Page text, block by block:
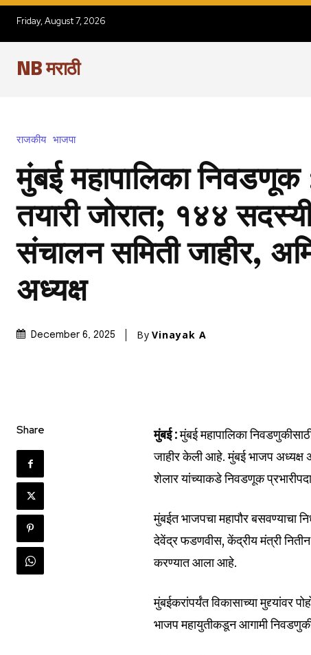
Join our
SUBSCRIBERS
of the
To subscribe, simply enter your
the subscribe button below.
won't spam your inbox. Your
6,300
Friday, August 7, 2026
NB मराठी
राजकीय भाजपा
मुंबई महापालिका
तयारी जोरात; १४४
संचालन समिती जाहीर,
अध्यक्ष
December 6, 2025 By Vinayak A
Share मुंबई :मुंबई महापालिका
जाहीर केली आहे. मुंबई भाजप अध्यक्ष
शेलार यांच्याकडे निवडणूक
मुंबईत भाजपचा महापौर बसवण्याचा
देवेंद्र फडणवीस, केंद्रीय मंत्री
करण्यात आला आहे.
मुंबईकरांपर्यंत विकासाच्या मुद्द्यांवर
भाजप महायुतीकडून आगामी